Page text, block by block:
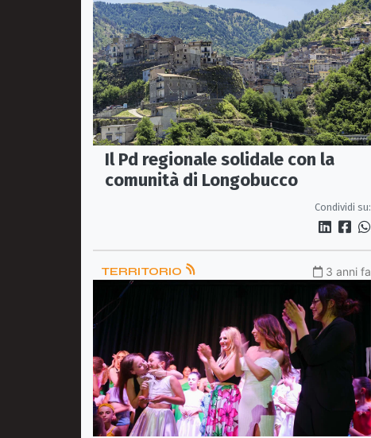
Il Pd regionale solidale con la
comunità di Longobucco
Condividi su:
TERRITORIO 3 anni fa